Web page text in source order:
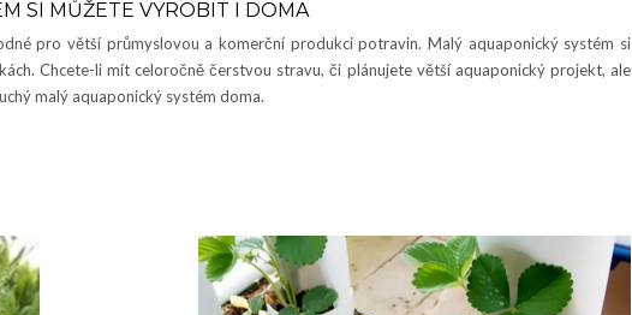
SI MŮŽETE VYROBIT I DOMA
pro větší průmyslovou a komerční produkci potravin. Malý aquaponický systém si
Chcete-li mít celoročně čerstvou stravu, či plánujete větší aquaponický projekt, ale
malý aquaponický systém doma.